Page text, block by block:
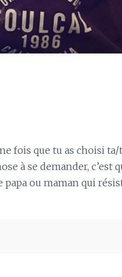
fois que tu as choisi
à se demander, c’est
papa ou maman qui